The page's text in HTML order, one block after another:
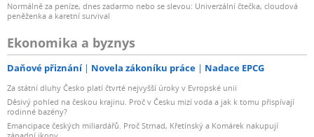
Normálně za peníze, dnes zadarmo nebo se slevou: Univerzální čtečka, cloudová
peněženka a karetní survival
Ekonomika a byznys
Daňové přiznání Novela zákoníku práce Nadace EPCG
Za státní dluhy Česko platí čtvrté nejvyšší úroky v Evropské unii
Děsivý pohled na českou krajinu. Proč v Česku mizí voda a jak k tomu přispívají
rodinné bazény?
Emancipace českých miliardářů. Proč Strnad, Křetínský a Komárek nakupují